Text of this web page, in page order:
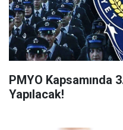
PMYO Kapsamında
Yapılacak!